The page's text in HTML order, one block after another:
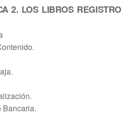
2. LOS LIBROS REGISTRO